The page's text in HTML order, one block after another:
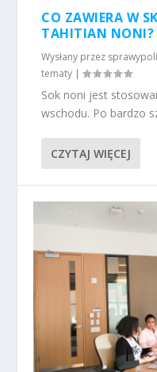
CO ZAWIERA W
TAHITIAN NONI?
Wysłany przez
tematy |
Sok noni jest
wschodu. Po bardzo
CZYTAJ WIĘCEJ